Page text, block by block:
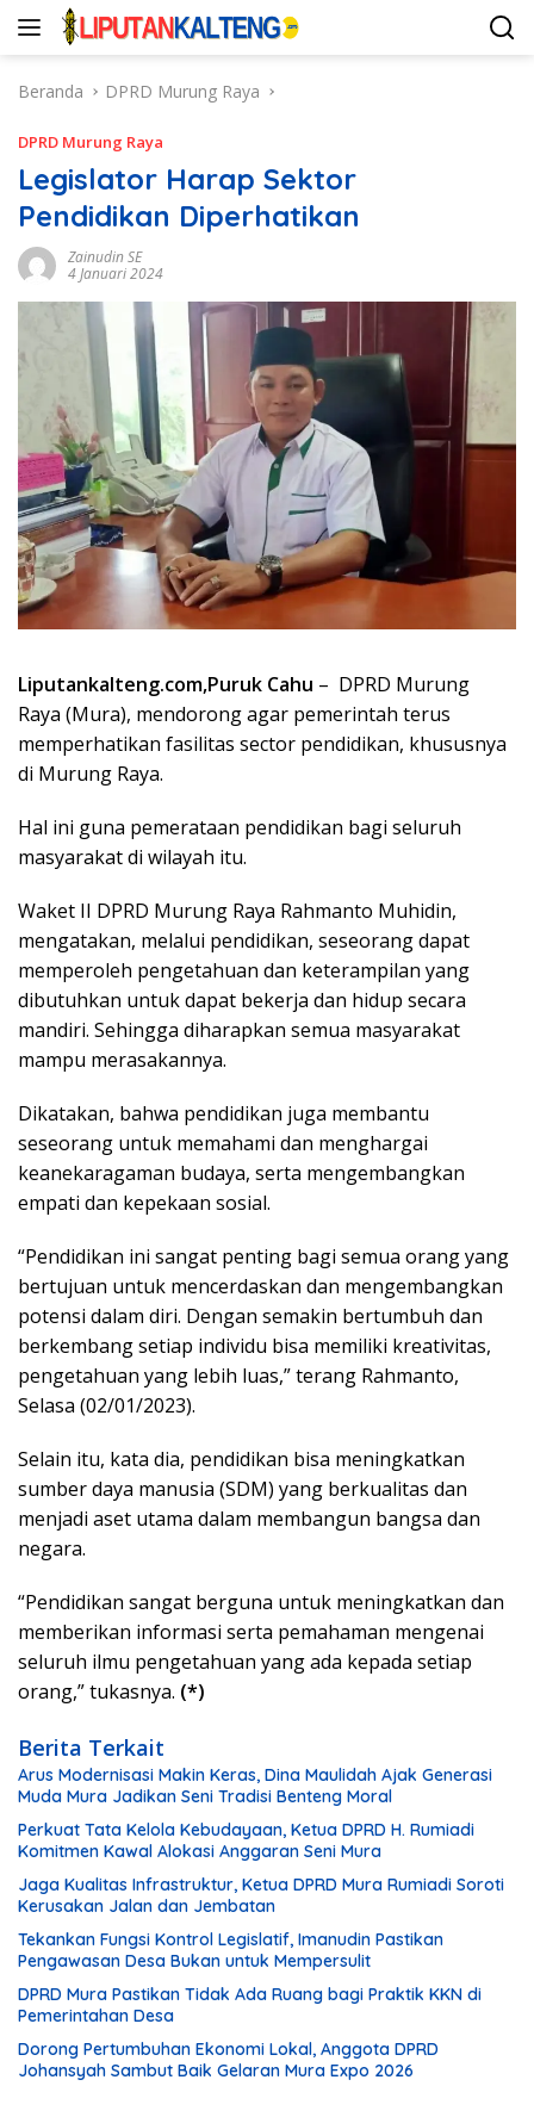
Langsung
Beranda
DPRD Murung Raya
DPRD Murung Raya
Legislator Harap Sektor
Pendidikan Diperhatikan
Zainudin SE
4 Januari 2024
Liputankalteng.com,Puruk Cahu – DPRD Murung
Raya (Mura), mendorong agar pemerintah terus
memperhatikan fasilitas sector pendidikan, khususnya
di Murung Raya.
Hal ini guna pemerataan pendidikan bagi seluruh
masyarakat di wilayah itu.
Waket II DPRD Murung Raya Rahmanto Muhidin,
mengatakan, melalui pendidikan, seseorang dapat
memperoleh pengetahuan dan keterampilan yang
dibutuhkan untuk dapat bekerja dan hidup secara
mandiri. Sehingga diharapkan semua masyarakat
mampu merasakannya.
Dikatakan, bahwa pendidikan juga membantu
seseorang untuk memahami dan menghargai
keanekaragaman budaya, serta mengembangkan
empati dan kepekaan sosial.
“Pendidikan ini sangat penting bagi semua orang yang
bertujuan untuk mencerdaskan dan mengembangkan
potensi dalam diri. Dengan semakin bertumbuh dan
berkembang setiap individu bisa memiliki kreativitas,
pengetahuan yang lebih luas,” terang Rahmanto,
Selasa (02/01/2023).
Selain itu, kata dia, pendidikan bisa meningkatkan
sumber daya manusia (SDM) yang berkualitas dan
menjadi aset utama dalam membangun bangsa dan
negara.
“Pendidikan sangat berguna untuk meningkatkan dan
memberikan informasi serta pemahaman mengenai
seluruh ilmu pengetahuan yang ada kepada setiap
orang,” tukasnya. (*)
Berita Terkait
Arus Modernisasi Makin Keras, Dina Maulidah Ajak Generasi
Muda Mura Jadikan Seni Tradisi Benteng Moral
Perkuat Tata Kelola Kebudayaan, Ketua DPRD H. Rumiadi
Komitmen Kawal Alokasi Anggaran Seni Mura
Jaga Kualitas Infrastruktur, Ketua DPRD Mura Rumiadi Soroti
Kerusakan Jalan dan Jembatan
Tekankan Fungsi Kontrol Legislatif, Imanudin Pastikan
Pengawasan Desa Bukan untuk Mempersulit
DPRD Mura Pastikan Tidak Ada Ruang bagi Praktik KKN di
Pemerintahan Desa
Dorong Pertumbuhan Ekonomi Lokal, Anggota DPRD
Johansyah Sambut Baik Gelaran Mura Expo 2026